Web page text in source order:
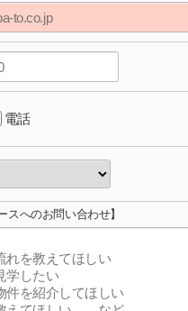
電話
スへのお問い合わせ】